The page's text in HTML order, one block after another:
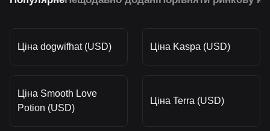
Ціна dogwifhat (USD) Ціна Kaspa (USD)
Ціна Smooth Love
Potion (USD)
Ціна Terra (USD)